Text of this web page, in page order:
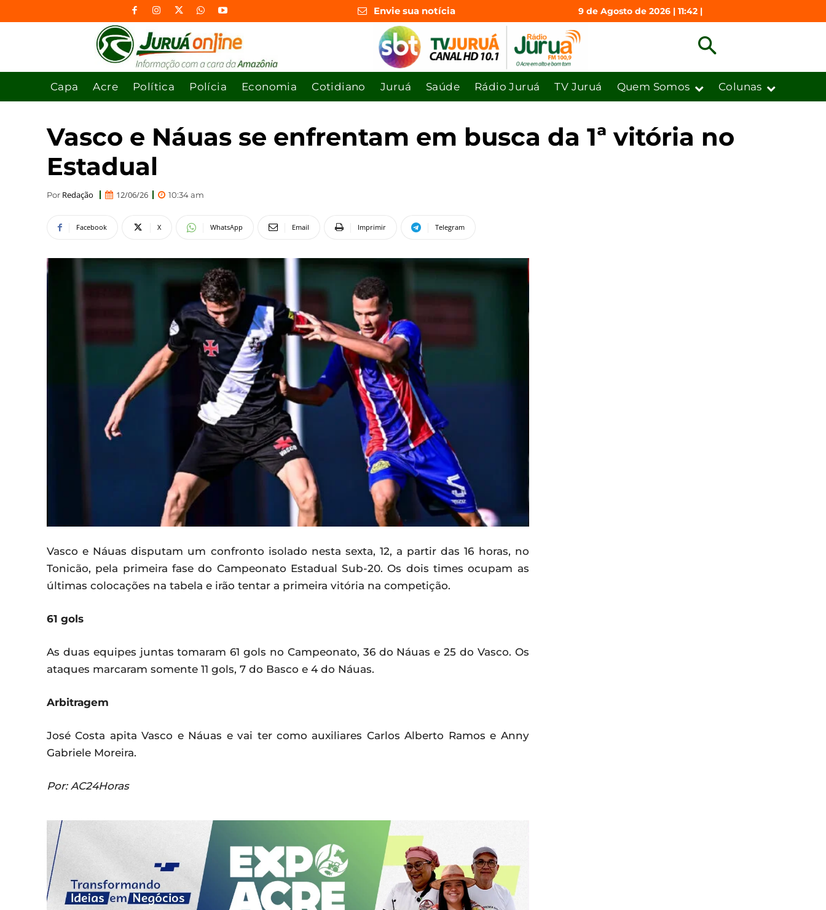
Envie sua notícia 9 de Agosto de 2026 | 11:42 |
Capa Acre Política Polícia Economia Cotidiano Juruá Saúde Rádio Juruá TV Juruá Quem Somos Colunas
Vasco e Náuas se enfrentam em busca da 1ª vitória no
Estadual
Por Redação 12/06/26 10:34 am
Facebook X WhatsApp Email Imprimir Telegram
Vasco e Náuas disputam um confronto isolado nesta sexta, 12, a partir das 16 horas, no
Tonicão, pela primeira fase do Campeonato Estadual Sub-20. Os dois times ocupam as
últimas colocações na tabela e irão tentar a primeira vitória na competição.
61 gols
As duas equipes juntas tomaram 61 gols no Campeonato, 36 do Náuas e 25 do Vasco. Os
ataques marcaram somente 11 gols, 7 do Basco e 4 do Náuas.
Arbitragem
José Costa apita Vasco e Náuas e vai ter como auxiliares Carlos Alberto Ramos e Anny
Gabriele Moreira.
Por: AC24Horas